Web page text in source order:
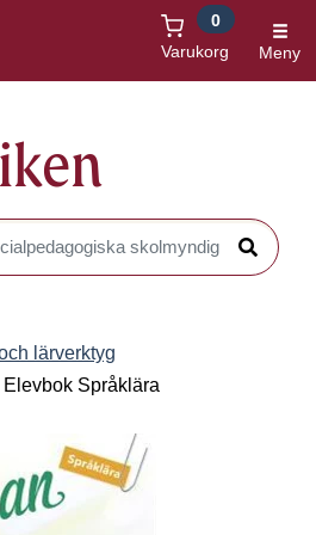
Varukorg
0
Meny
Sök
lärverktyg
Språklära